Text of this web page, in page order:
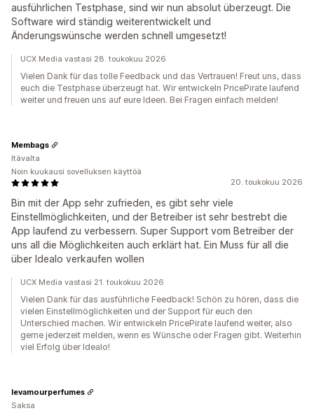
ausführlichen Testphase, sind wir nun absolut überzeugt. Die
Software wird ständig weiterentwickelt und
Änderungswünsche werden schnell umgesetzt!
UCX Media vastasi 28. toukokuu 2026
Vielen Dank für das tolle Feedback und das Vertrauen! Freut uns, dass
euch die Testphase überzeugt hat. Wir entwickeln PricePirate laufend
weiter und freuen uns auf eure Ideen. Bei Fragen einfach melden!
20. toukokuu 2026
Bin mit der App sehr zufrieden, es gibt sehr viele
Einstellmöglichkeiten, und der Betreiber ist sehr bestrebt die
App laufend zu verbessern. Super Support vom Betreiber der
uns all die Möglichkeiten auch erklärt hat. Ein Muss für all die
über Idealo verkaufen wollen
Membags
Itävalta
Noin kuukausi sovelluksen käyttöä
UCX Media vastasi 21. toukokuu 2026
Vielen Dank für das ausführliche Feedback! Schön zu hören, dass die
vielen Einstellmöglichkeiten und der Support für euch den
Unterschied machen. Wir entwickeln PricePirate laufend weiter, also
gerne jederzeit melden, wenn es Wünsche oder Fragen gibt. Weiterhin
viel Erfolg über Idealo!
levamourperfumes
Saksa